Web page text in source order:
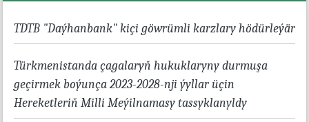
TDTB "Daýhanbank" kiçi göwrümli karzlary hödürleýär
Türkmenistanda çagalaryň hukuklaryny durmuşa
geçirmek boýunça 2023-2028-nji ýyllar üçin
Hereketleriň Milli Meýilnamasy tassyklanyldy